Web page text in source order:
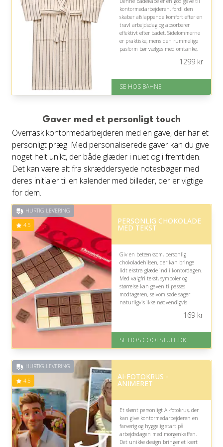
kontormedarbejderen, fordi den
skaber afslappende komfort efter en
travl arbejdsdag og absorberer
effektivt efter badet. Sidelommerne
er praktiske, mens den rummelige
pasform bør vælges med omtanke,
På lager
Levering: 1-3 hverdage
på 4.3 ud af 5
1299kr
SE HOS BAHNE
Gaver med et personligt touch
Overrask kontormedarbejderen med en gave, der har et
personligt præg. Med personaliserede gaver kan du give
noget helt unikt, der både glæder i nuet og i fremtiden.
Det kan være alt fra skræddersyede notesbøger med
deres initialer til en kalender med billeder, der er vigtige
for dem.
HURTIG LEVERING
4.5 PERSONLIG CHOKOLADE
MED TEKST
Giv en betænksom, personlig
chokoladehilsen, der kan bringe
lidt ekstra glæde ind i kontordagen.
Med valgfri tekst, symboler og
størrelse kan gaven tilpasses
modtageren, selvom søde sager
naturligvis ikke nødvendigvis
På lager
Levering: Standard leveringstid
Fremragende Trustpilot rating
169kr
SE HOS COOLSTUFF.DK
HURTIG LEVERING
4.5 AI-FOTOKRUS -
ANIMERET
Et skønt personligt AI-fotokrus, der
kan give kontormedarbejderen en
farverig og hyggelig start på
arbejdsdagen med morgenkaffen.
Det unikke design bringer et kært